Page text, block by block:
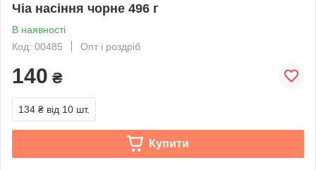
Чіа насіння чорне 496 г
В наявності
Код: 00485
Опт і роздріб
140 ₴
134 ₴ від 10 шт.
Купити